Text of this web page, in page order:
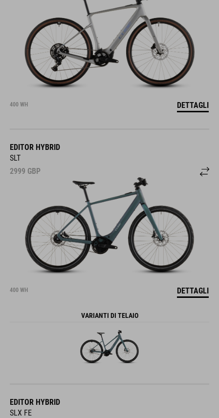
400 WH DETTAGLI
EDITOR HYBRID
SLT
2999 GBP
400 WH DETTAGLI
VARIANTI DI TELAIO
EDITOR HYBRID
SLX FE